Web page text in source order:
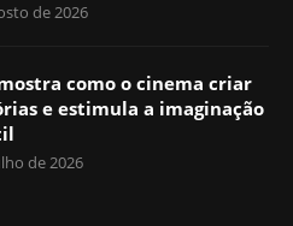
de 2026
como o cinema criar
e estimula a imaginação
de 2026